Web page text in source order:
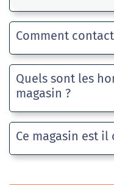
Comment
Quels sont les
magasin ?
Ce magasin est